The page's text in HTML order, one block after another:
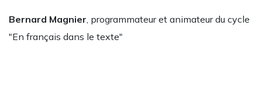
Bernard Magnier, programmateur et animateur du cycle
"En français dans le texte"